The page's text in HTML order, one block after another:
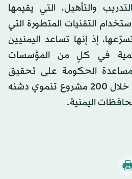
والتأهيل، التي يقيمها
التقنيات المتطورة التي
إذ إنها تساعد اليمنيين
في كلٍ من المؤسسات
الحكومة على تحقيق
التعافي الاقتصادي، من خلال 200 مشروع تنموي دشنه
اليمنية.